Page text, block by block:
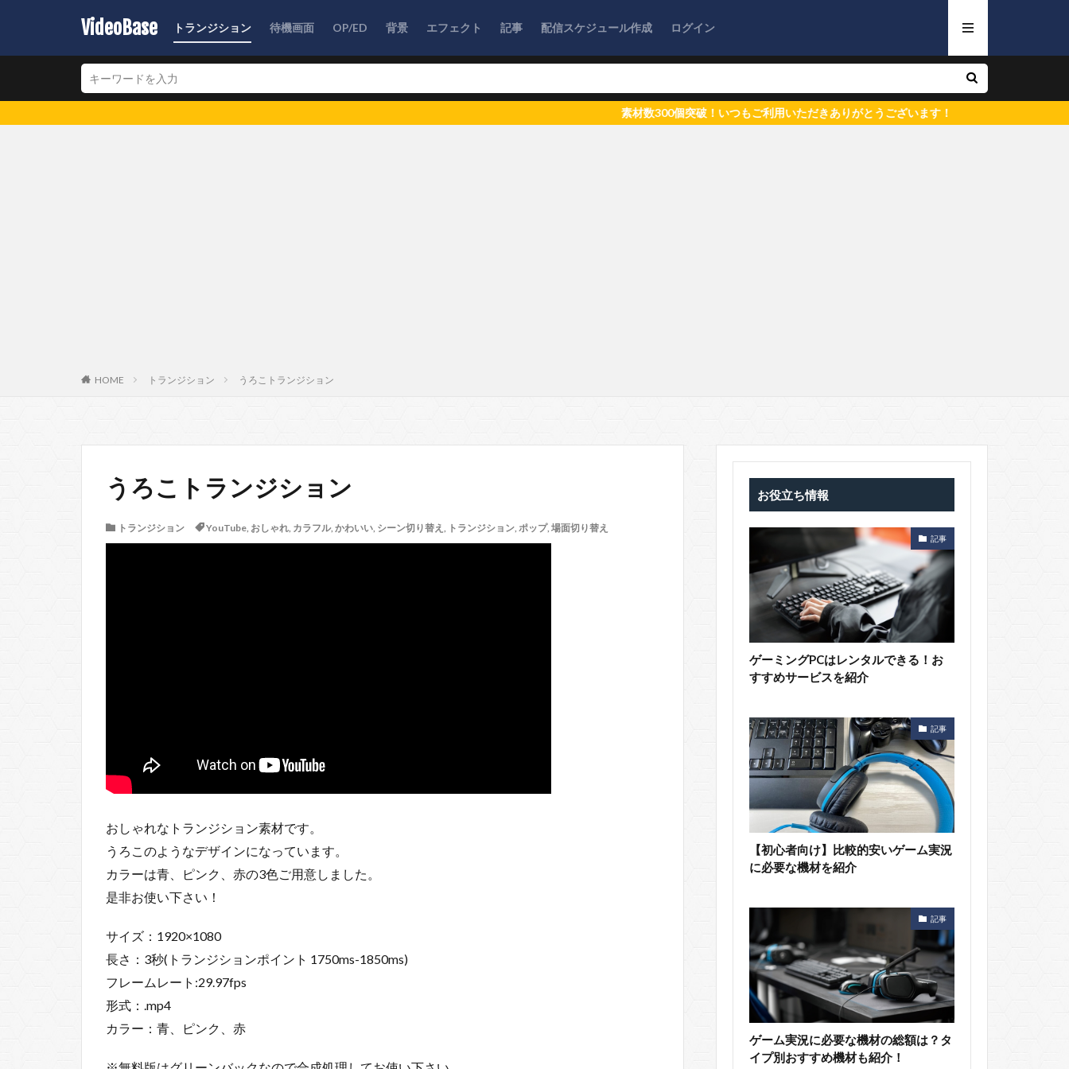
VideoBase トランジション 待機画面 OP/ED 背景 エフェクト 記事 配信スケジュール作成 ログイン
素材数300個突破！いつもご利用いただきありがとうございます！
HOME トランジション うろこトランジション
うろこトランジション
トランジション YouTube, おしゃれ, カラフル, かわいい, シーン切り替え , トランジション, ポップ, 場面切り替え
おしゃれなトランジション素材です。
うろこのようなデザインになっています。
カラーは青、ピンク、赤の3色ご用意しました。
是非お使い下さい！
サイズ：1920×1080
長さ：3秒(トランジションポイント 1750ms-1850ms)
フレームレート:29.97fps
形式：.mp4
カラー：青、ピンク、赤
お役立ち情報
記事
ゲーミングPCはレンタルできる！お
すすめサービスを紹介
記事
【初心者向け】比較的安いゲーム実況
に必要な機材を紹介
記事
ゲーム実況に必要な機材の総額は？タ
イプ別おすすめ機材も紹介！